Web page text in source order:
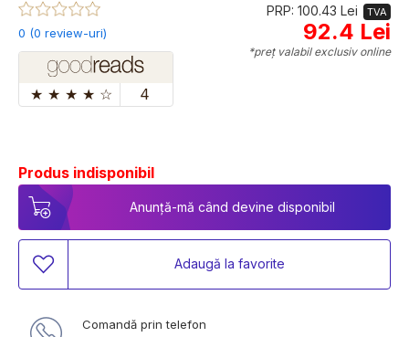
0 (0 review-uri)
★ ★ ★ ★ ☆ 4
PRP: 100.43 Lei TVA
92.4 Lei
*preț valabil exclusiv online
Produs indisponibil
Anunță-mă când devine disponibil
Adaugă la favorite
Comandă prin telefon